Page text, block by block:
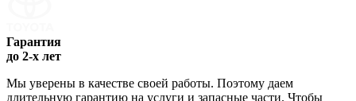
Гарантия
до 2-х лет
Мы уверены в качестве своей работы. Поэтому даем
длительную гарантию на услуги и запасные части. Чтобы